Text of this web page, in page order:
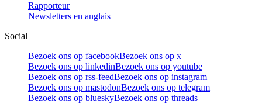
Rapporteur
Newsletters en anglais
Social
Bezoek ons op facebookBezoek ons op x
Bezoek ons op linkedinBezoek ons op youtube
Bezoek ons op rss-feedBezoek ons op instagram
Bezoek ons op mastodonBezoek ons op telegram
Bezoek ons op blueskyBezoek ons op threads